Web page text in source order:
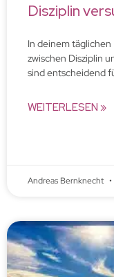
Disziplin
In deinem
zwischen Disziplin
sind entscheidend
WEITERLESEN »
Andreas Bernknecht